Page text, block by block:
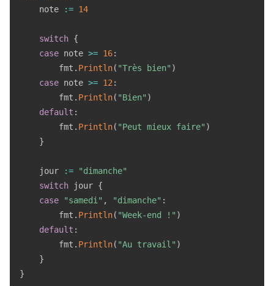
    note
:= 14
switch {
case note >= 16:
        fmt
. Println( "Très bien" )
case note >= 12 :
        fmt
. Println( "Bien" )
default :
        fmt
. Println( "Peut mieux faire" )
}
    jour
:=
"dimanche"
switch jour {
case
"samedi" , "dimanche" :
        fmt
. Println( "Week-end !" )
default :
        fmt
. Println( "Au travail" )
}
}